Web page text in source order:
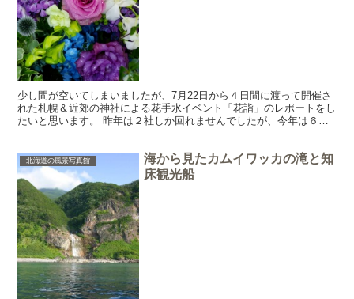
少し間が空いてしまいましたが、7月22日から４日間に渡って開催さ
れた札幌＆近郊の神社による花手水イベント「花詣」のレポートをし
たいと思います。 昨年は２社しか回れませんでしたが、今年は６社
北海道の風景写真館
海から見たカムイワッカの滝と知
床観光船